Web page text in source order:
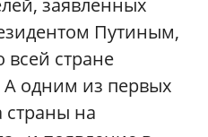
заявленных
Путиным,
всей стране
А одним из первых
на